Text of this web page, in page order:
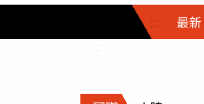
::: 最新
社會首頁
時事
調查
娛